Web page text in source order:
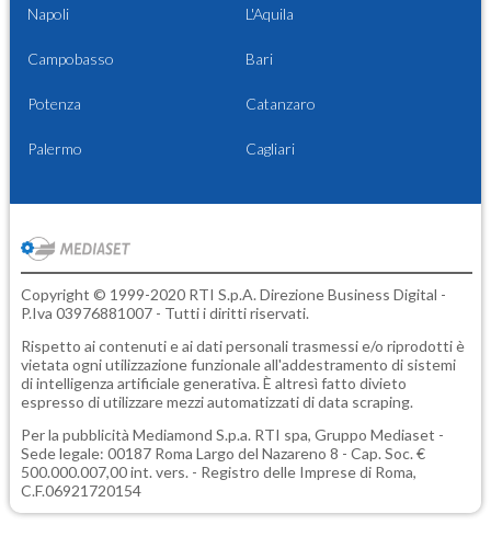
Napoli L'Aquila
Campobasso Bari
Potenza Catanzaro
Palermo Cagliari
Copyright © 1999-2020 RTI S.p.A. Direzione Business Digital -
P.Iva 03976881007 - Tutti i diritti riservati.
Rispetto ai contenuti e ai dati personali trasmessi e/o riprodotti è
vietata ogni utilizzazione funzionale all'addestramento di sistemi
di intelligenza artificiale generativa. È altresì fatto divieto
espresso di utilizzare mezzi automatizzati di data scraping.
Per la pubblicità Mediamond S.p.a. RTI spa, Gruppo Mediaset -
Sede legale: 00187 Roma Largo del Nazareno 8 - Cap. Soc. €
500.000.007,00 int. vers. - Registro delle Imprese di Roma,
C.F.06921720154